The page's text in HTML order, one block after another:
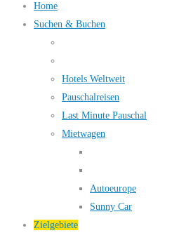
Home
Suchen & Buchen
Hotels Weltweit
Pauschalreisen
Last Minute Pauschal
Mietwagen
Autoeurope
Sunny Car
Zielgebiete